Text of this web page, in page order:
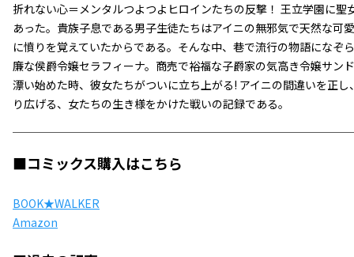
折れない心＝メンタルつよつよヒロインたちの反撃！ 王立学園に
あった。貴族子息である男子生徒たちはアイニの無邪気で天然な
に憤りを覚えていたからである。そんな中、巷で流行の物語にな
廉な侯爵令嬢セラフィーナ。商売で裕福な子爵家の気高き令嬢サ
漂い始めた時、彼女たちがついに立ち上がる! アイニの間違いを正
り広げる、女たちの生き様をかけた戦いの記録である――。
■コミックス購入はこちら
BOOK★WALKER
Amazon